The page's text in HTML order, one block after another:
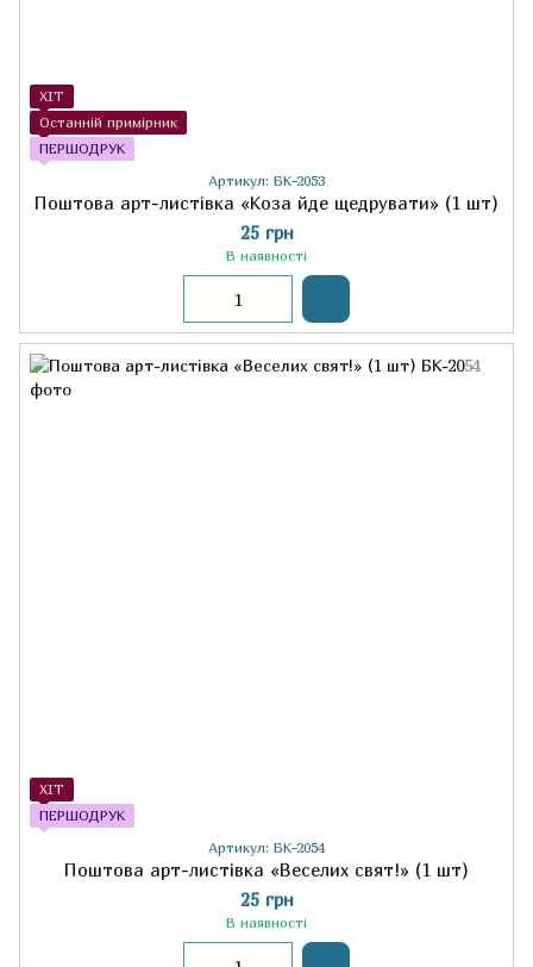
ХІТ
Останній примірник
ПЕРШОДРУК
Артикул: БК-2053
Поштова арт-листівка «Коза йде щедрувати» (1 шт)
25 грн
В наявності
ХІТ
ПЕРШОДРУК
Артикул: БК-2054
Поштова арт-листівка «Веселих свят!» (1 шт)
25 грн
В наявності